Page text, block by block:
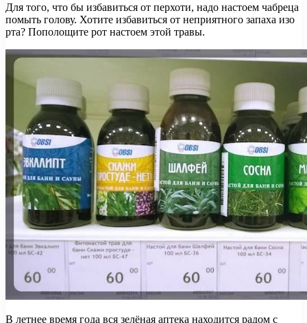
Для того, что бы избавиться от перхоти, надо настоем чабреца
помыть голову. Хотите избавиться от неприятного запаха изо
рта? Пополощите рот настоем этой травы.
В летнее время года вся зелёная аптека находится радом с